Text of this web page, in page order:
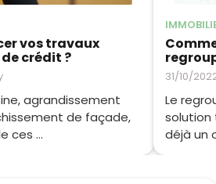
vos travaux
crédit ?
agrandissement
de façade,
ces ...
31/10/
Le
solution
déjà un